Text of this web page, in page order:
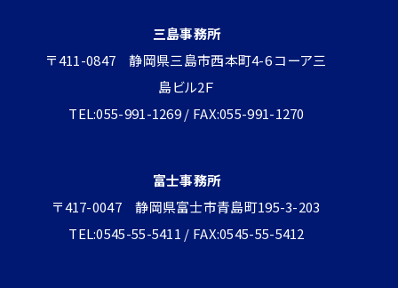
三島事務所
〒411-0847 静岡県三島市西本町4-6 コーア三
島ビル2Ｆ
TEL:055-991-1269 / FAX:055-991-1270
富士事務所
〒417-0047 静岡県富士市青島町195-3-203
TEL:0545-55-5411 / FAX:0545-55-5412